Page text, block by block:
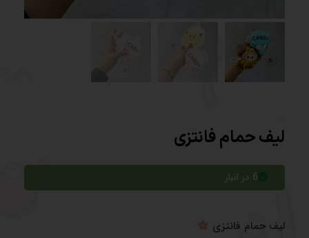
لیف حمام فانتزی
6 در انبار
لیف حمام فانتزی